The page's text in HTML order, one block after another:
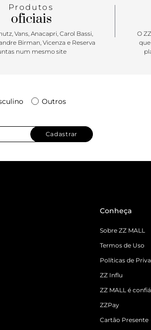
Produtos
oficiais
Vans, Anacapri, Carol Bassi,
Birman, Vicenza e Reserva
num mesmo site
O
que
Outros
Cadastrar
Conheça
Sobre ZZ MALL
Termos de Uso
Políticas de
ZZ Influ
ZZ MALL é
ZZPay
Cartão Presente